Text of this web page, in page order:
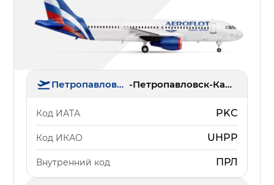
Петропавловск-Камчатский - Петропавловск-Камчатский (Елизово)
Код ИАТА PKC
Код ИКАО UHPP
Внутренний код ПРЛ